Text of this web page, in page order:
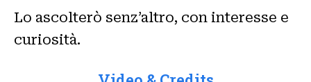
Lo ascolterò senz’altro, con interesse e
curiosità.